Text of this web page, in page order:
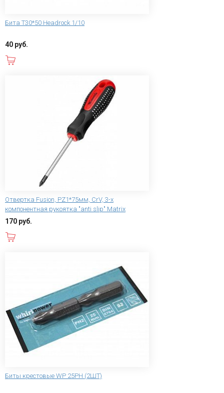
Бита T30*50 Headrock 1/10
40 руб.
Отвертка Fusion, PZ1*75мм, CrV, 3-х
компонентная рукоятка "anti slip" Matrix
170 руб.
Биты крестовые WP 25PH (2ШТ)